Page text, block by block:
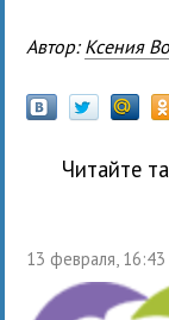
Автор: Ксения
Читайте
13 февраля, 16:43